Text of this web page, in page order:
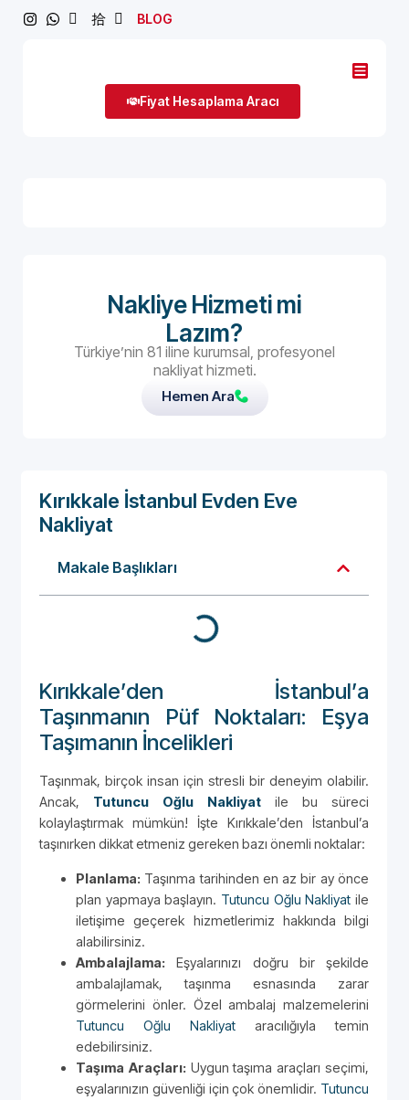
BLOG
Fiyat Hesaplama Aracı
Nakliye Hizmeti mi
Lazım?
Türkiye’nin 81 iline kurumsal, profesyonel
nakliyat hizmeti.
Hemen Ara
Kırıkkale İstanbul Evden Eve
Nakliyat
Makale Başlıkları
Kırıkkale’den İstanbul’a
Taşınmanın Püf Noktaları: Eşya
Taşımanın İncelikleri
Taşınmak, birçok insan için stresli bir deneyim olabilir.
Ancak, Tutuncu Oğlu Nakliyat ile bu süreci
kolaylaştırmak mümkün! İşte Kırıkkale’den İstanbul’a
taşınırken dikkat etmeniz gereken bazı önemli noktalar:
Planlama: Taşınma tarihinden en az bir ay önce
plan yapmaya başlayın. Tutuncu Oğlu Nakliyat ile
iletişime geçerek hizmetlerimiz hakkında bilgi
alabilirsiniz.
Ambalajlama: Eşyalarınızı doğru bir şekilde
ambalajlamak, taşınma esnasında zarar
görmelerini önler. Özel ambalaj malzemelerini
Tutuncu Oğlu Nakliyat aracılığıyla temin
edebilirsiniz.
Taşıma Araçları: Uygun taşıma araçları seçimi,
eşyalarınızın güvenliği için çok önemlidir. Tutuncu